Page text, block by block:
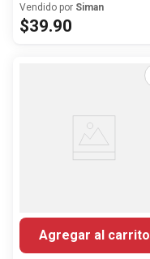
blanco/negro para
hombre
Vendido por Siman
$39.90
Agregar al carrito